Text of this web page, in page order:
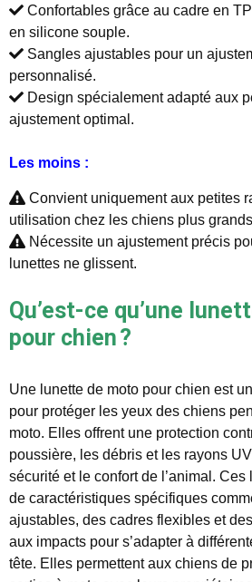
Confortables grâce au cadre en
en silicone souple.
Sangles ajustables pour un
personnalisé.
Design spécialement adapté aux
ajustement optimal.
Les moins :
Convient uniquement aux petites
utilisation chez les chiens plus
Nécessite un ajustement précis
lunettes ne glissent.
Qu’est-ce qu’une
pour chien ?
Une lunette de moto pour chien est
pour protéger les yeux des chiens
moto. Elles offrent une protection
poussière, les débris et les rayons
sécurité et le confort de l’animal.
de caractéristiques spécifiques
ajustables, des cadres flexibles et
aux impacts pour s’adapter à
tête. Elles permettent aux chiens de